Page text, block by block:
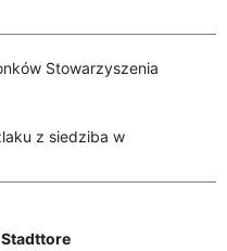
Stowarzyszenia
z siedziba w